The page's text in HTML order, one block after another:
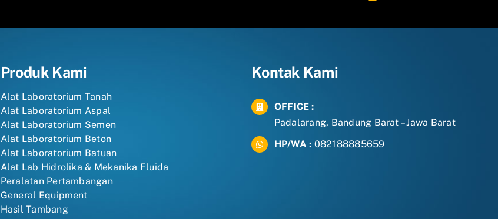
Produk Kami
Alat Laboratorium Tanah
Alat Laboratorium Aspal
Alat Laboratorium Semen
Alat Laboratorium Beton
Alat Laboratorium Batuan
Alat Lab Hidrolika & Mekanika Fluida
Peralatan Pertambangan
General Equipment
Hasil Tambang
Kontak Kami
OFFICE :
Padalarang, Bandung Barat – Jawa Barat
HP/WA : 082188885659